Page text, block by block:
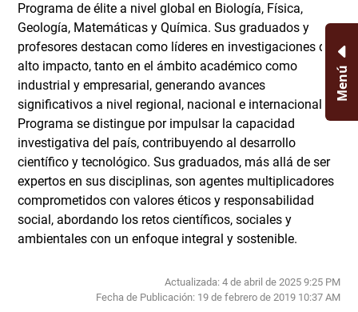
Programa de élite a nivel global en Biología, Física,
Geología, Matemáticas y Química. Sus graduados y
profesores destacan como líderes en investigaciones de
alto impacto, tanto en el ámbito académico como
industrial y empresarial, generando avances
significativos a nivel regional, nacional e internacional. El
Programa se distingue por impulsar la capacidad
investigativa del país, contribuyendo al desarrollo
científico y tecnológico. Sus graduados, más allá de ser
expertos en sus disciplinas, son agentes multiplicadores
comprometidos con valores éticos y responsabilidad
social, abordando los retos científicos, sociales y
ambientales con un enfoque integral y sostenible.
Actualizada: 4 de abril de 2025 9:25 PM
Fecha de Publicación: 19 de febrero de 2019 10:37 AM
Menú